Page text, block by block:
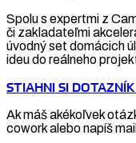
Spolu s expertmi z
či zakladateľmi
úvodný set domácich
ideu do reálneho
STIAHNI SI
Ak máš akékoľvek
cowork alebo napíš